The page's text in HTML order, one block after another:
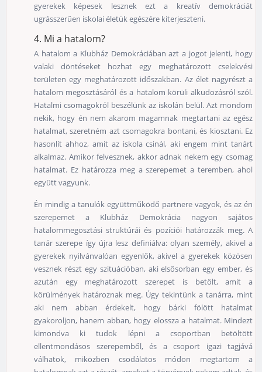
gyerekek képesek lesznek ezt a kreatív demokráciát
ugrásszerűen iskolai életük egészére kiterjeszteni.
4. Mi a hatalom?
A hatalom a Klubház Demokráciában azt a jogot jelenti, hogy
valaki döntéseket hozhat egy meghatározott cselekvési
területen egy meghatározott időszakban. Az élet nagyrészt a
hatalom megosztásáról és a hatalom körüli alkudozásról szól.
Hatalmi csomagokról beszélünk az iskolán belül. Azt mondom
nekik, hogy én nem akarom magamnak megtartani az egész
hatalmat, szeretném azt csomagokra bontani, és kiosztani. Ez
hasonlít ahhoz, amit az iskola csinál, aki engem mint tanárt
alkalmaz. Amikor felvesznek, akkor adnak nekem egy csomag
hatalmat. Ez határozza meg a szerepemet a teremben, ahol
együtt vagyunk.
Én mindig a tanulók együttműködő partnere vagyok, és az én
szerepemet a Klubház Demokrácia nagyon sajátos
hatalommegosztási struktúrái és pozíciói határozzák meg. A
tanár szerepe így újra lesz definiálva: olyan személy, akivel a
gyerekek nyilvánvalóan egyenlők, akivel a gyerekek közösen
vesznek részt egy szituációban, aki elsősorban egy ember, és
azután egy meghatározott szerepet is betölt, amit a
körülmények határoznak meg. Úgy tekintünk a tanárra, mint
aki nem abban érdekelt, hogy bárki fölött hatalmat
gyakoroljon, hanem abban, hogy elossza a hatalmat. Mindezt
kimondva ki tudok lépni a csoportban betöltött
ellentmondásos szerepemből, és a csoport igazi tagjává
válhatok, miközben csodálatos módon megtartom a